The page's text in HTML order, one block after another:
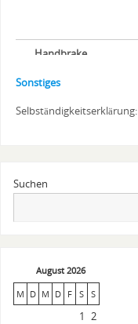
Handbrake
Sonstiges
Selbständigkeitserklärung:
Suchen
August 2026
M D M D F S S
1 2